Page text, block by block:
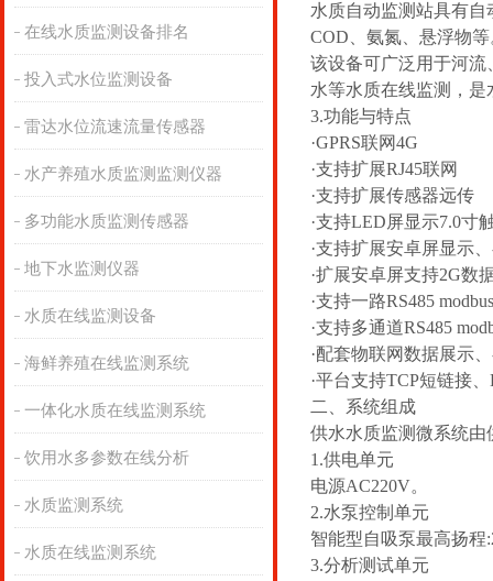
在线水质监测设备排名
投入式水位监测设备
雷达水位流速流量传感器
水产养殖水质监测监测仪器
多功能水质监测传感器
地下水监测仪器
水质在线监测设备
海鲜养殖在线监测系统
一体化水质在线监测系统
饮用水多参数在线分析
水质监测系统
水质在线监测系统
水质自动监测站具有
COD、氨氮、悬浮物
该设备可广泛用于河
水等水质在线监测，
3.功能与特点
·GPRS联网4G
·支持扩展RJ45联网
·支持扩展传感器远传
·支持LED屏显示7.0寸
·支持扩展安卓屏显示
·扩展安卓屏支持2G数
·支持一路RS485
·支持多通道RS485
·配套物联网数据展示
·平台支持TCP短链接
二、系统组成
供水水质监测微系统
1.供电单元
电源AC220V。
2.水泵控制单元
智能型自吸泵最高扬程
3.分析测试单元